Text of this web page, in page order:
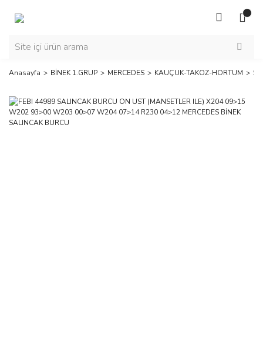
Anasayfa BİNEK 1.GRUP MERCEDES KAUÇUK-TAKOZ-HORTUM